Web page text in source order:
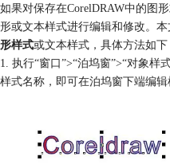
下载
购买
如果对保存在CorelDRAW中的图
形或文本样式进行编辑和修改。
形样式或文本样式，具体方法如下
1. 执行“窗口”>“泊坞窗”>“对象样
样式名称，即可在泊坞窗下端编辑